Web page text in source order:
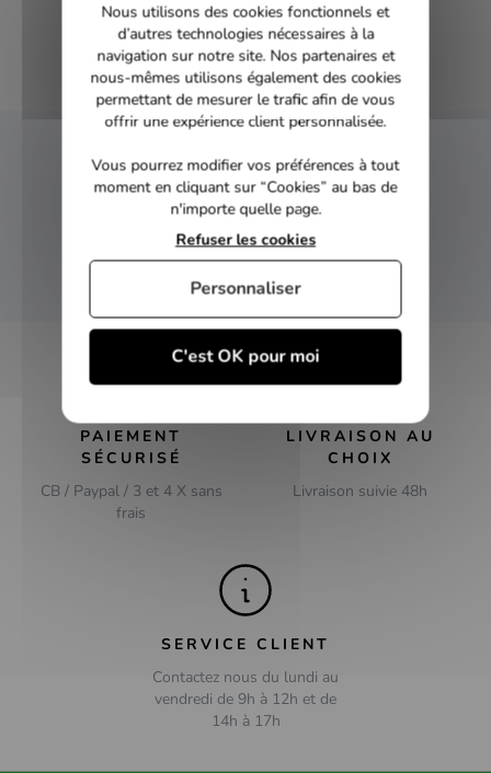
NEWSLETTER
Inscrivez-vous et recevez nos bons plans
PAIEMENT
SÉCURISÉ
CB / Paypal / 3 et 4 X sans
frais
LIVRAISON AU
CHOIX
Livraison suivie 48h
SERVICE CLIENT
Contactez nous du lundi au
vendredi de 9h à 12h et de
14h à 17h
Nous utilisons des cookies fonctionnels et
d’autres technologies nécessaires à la
navigation sur notre site. Nos partenaires et
nous-mêmes utilisons également des cookies
permettant de mesurer le trafic afin de vous
offrir une expérience client personnalisée.
Vous pourrez modifier vos préférences à tout
moment en cliquant sur “Cookies” au bas de
n'importe quelle page.
C'est OK pour moi
Refuser les cookies
Personnaliser